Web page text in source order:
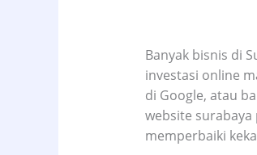
Banyak bisnis di
investasi online
di Google, atau
website
memperbaiki